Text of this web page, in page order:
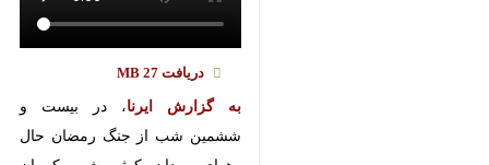
به گزارش ایرنا، در بیست و ششمین
شب از جنگ رمضان حال وهوای
میدان کوثر شهر کرمان تفاوت با
شبهای دیگر داشت و آن میزبانی از
شهید سرافراز سپاه اسلام شهید سردار